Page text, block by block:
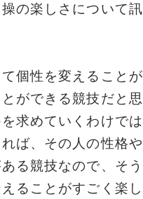
の楽しさについて訊
個性を変えることが
ができる競技だと思
求めていくわけでは
ば、その人の性格や
る競技なので、そう
ることがすごく楽し